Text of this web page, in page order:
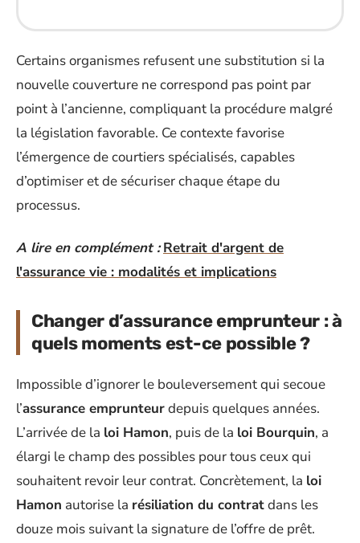
Certains organismes refusent une substitution si la
nouvelle couverture ne correspond pas point par
point à l’ancienne, compliquant la procédure malgré
la législation favorable. Ce contexte favorise
l’émergence de courtiers spécialisés, capables
d’optimiser et de sécuriser chaque étape du
processus.
A lire en complément : Retrait d'argent de
l'assurance vie : modalités et implications
Changer d’assurance emprunteur : à
quels moments est-ce possible ?
Impossible d’ignorer le bouleversement qui secoue
l’assurance emprunteurdepuis quelques années.
L’arrivée de la loi Hamon, puis de la loi Bourquin, a
élargi le champ des possibles pour tous ceux qui
souhaitent revoir leur contrat. Concrètement, la loi
Hamon autorise la résiliation du contratdans les
douze mois suivant la signature de l’offre de prêt.